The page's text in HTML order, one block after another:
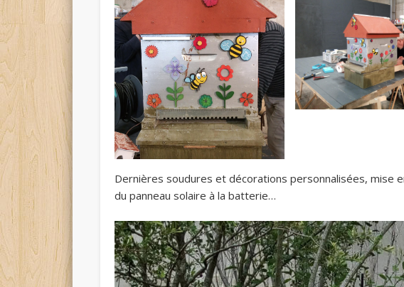
Dernières soudures et décorations personnalisées, mise
du panneau solaire à la batterie…